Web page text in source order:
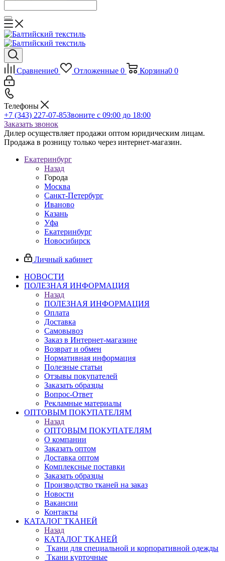
Сравнение0 Отложенные 0 Корзина0 0
Телефоны
+7 (343) 227-07-85Звоните с 09:00 до 18:00
Заказать звонок
Дилер осуществляет продажи оптом юридическим лицам.
Продажа в розницу только через интернет-магазин.
Екатеринбург
Назад
Города
Москва
Санкт-Петербург
Иваново
Казань
Уфа
Екатеринбург
Новосибирск
Личный кабинет
НОВОСТИ
ПОЛЕЗНАЯ ИНФОРМАЦИЯ
Назад
ПОЛЕЗНАЯ ИНФОРМАЦИЯ
Оплата
Доставка
Самовывоз
Заказ в Интернет-магазине
Возврат и обмен
Нормативная информация
Полезные статьи
Отзывы покупателей
Заказать образцы
Вопрос-Ответ
Рекламные материалы
ОПТОВЫМ ПОКУПАТЕЛЯМ
Назад
ОПТОВЫМ ПОКУПАТЕЛЯМ
О компании
Заказать оптом
Доставка оптом
Комплексные поставки
Заказать образцы
Производство тканей на заказ
Новости
Вакансии
Контакты
КАТАЛОГ ТКАНЕЙ
Назад
КАТАЛОГ ТКАНЕЙ
Ткани для специальной и корпоративной одежды
Ткани курточные